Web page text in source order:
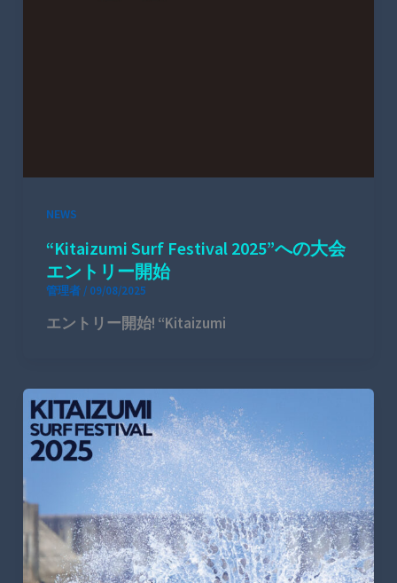
NEWS
“Kitaizumi Surf Festival 2025”への⼤会
エントリー開始
管理者 / 09/08/2025
エントリー開始! “Kitaizumi